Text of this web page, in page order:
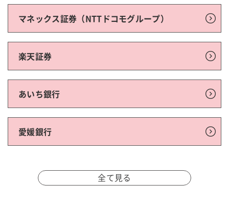
マネックス証券（NTTドコモグループ）
楽天証券
あいち銀行
愛媛銀行
全て見る